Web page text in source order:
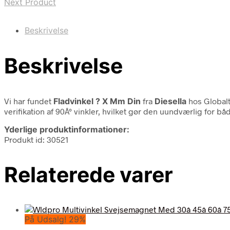
Beskrivelse
Beskrivelse
Vi har fundet Fladvinkel ? X Mm Din fra Diesella hos
verifikation af 90Â° vinkler, hvilket gør den uundværlig for
Yderlige produktinformationer:
Produkt id: 30521
Relaterede varer
På Udsalg! 29%